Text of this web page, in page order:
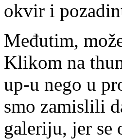
okvir i
Međutim,
Klikom na
up-u nego u
smo zamislili
galeriju, jer se